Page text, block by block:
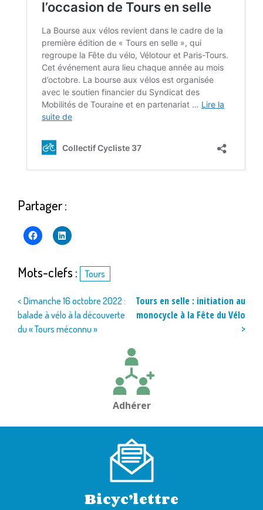
Partager :
Mots-clefs : Tours
Navigation
de
< Dimanche 16 octobre 2022 :
balade à vélo à la découverte
du « Tours méconnu »
Tours en selle : initiation au
monocycle à la Fête du Vélo
>
Adhérer
Bicyc’lettre